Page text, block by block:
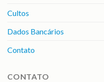
Cultos
Dados Bancários
Contato
CONTATO